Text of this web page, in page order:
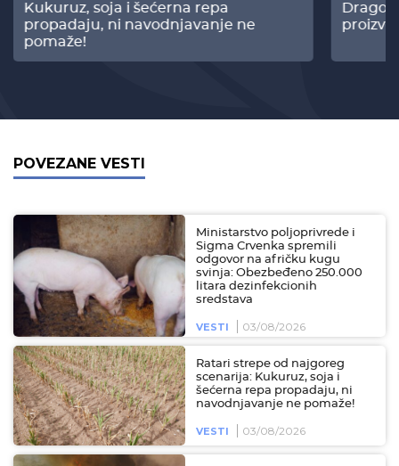
Kukuruz, soja i šećerna repa
propadaju, ni navodnjavanje ne
pomaže!
POVEZANE VESTI
Ministarstvo poljoprivrede i
Sigma Crvenka spremili
odgovor na afričku kugu
svinja: Obezbeđeno 250.000
litara dezinfekcionih
sredstava
VESTI 03/08/2026
Ratari strepe od najgoreg
scenarija: Kukuruz, soja i
šećerna repa propadaju, ni
navodnjavanje ne pomaže!
VESTI 03/08/2026